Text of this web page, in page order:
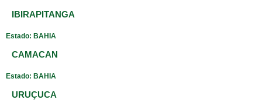
IBIRAPITANGA
Estado: BAHIA
CAMACAN
Estado: BAHIA
URUÇUCA